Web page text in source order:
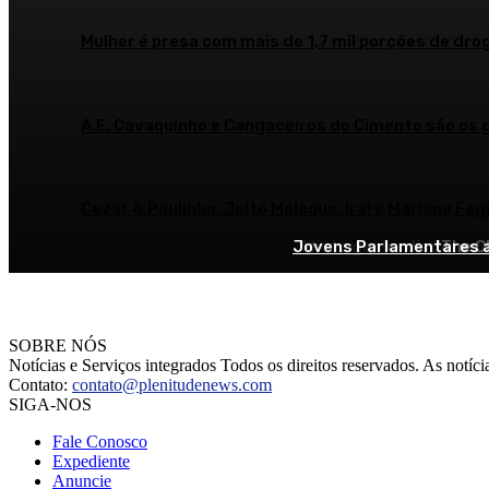
Misto ganha disputa
‘The
Jovens Parlamentares
Cezar & Paulinho, Jeito Moleque, Ira! e Mariana
SOBRE NÓS
Notícias e Serviços integrados Todos os direitos reservados. As
Contato: contato@plenitudenews.com
SIGA-NOS
Fale Conosco
Expediente
Anuncie